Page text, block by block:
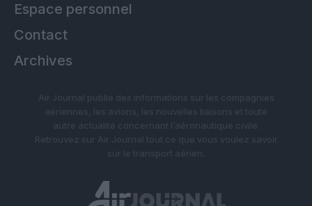
Espace personnel
Contact
Archives